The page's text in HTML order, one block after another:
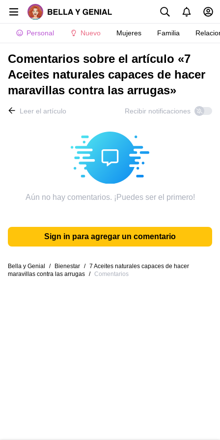
Personal Nuevo Mujeres Familia
Comentarios sobre el artículo «7
Aceites naturales capaces de hacer
maravillas contra las arrugas»
Leer el artículo Recibir notificaciones
Aún no hay comentarios. ¡Puedes ser el primero!
Sign in para agregar un comentario
Bella y Genial / Bienestar / 7 Aceites naturales capaces de hacer
maravillas contra las arrugas / Comentarios